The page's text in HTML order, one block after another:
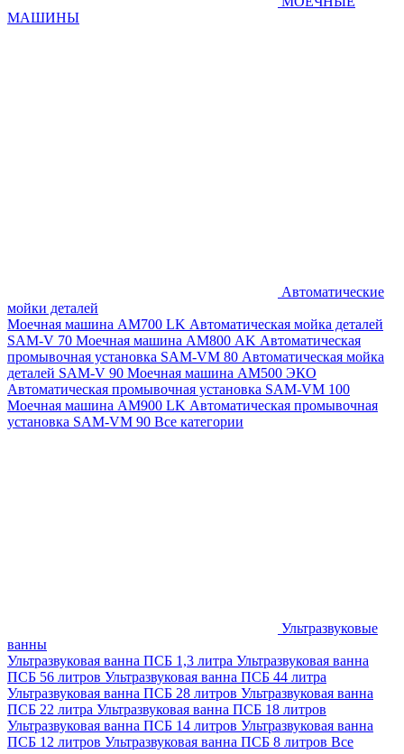
МАШИНЫ
Автоматические
мойки деталей
Моечная машина AM700 LK Автоматическая мойка деталей
SAM-V 70 Моечная машина АМ800 AK Автоматическая
промывочная установка SAM-VM 80 Автоматическая мойка
деталей SAM-V 90 Моечная машина АМ500 ЭКО
Автоматическая промывочная установка SAM-VM 100
Моечная машина AM900 LK Автоматическая промывочная
установка SAM-VM 90 Все категории
Ультразвуковые
ванны
Ультразвуковая ванна ПСБ 1,3 литра Ультразвуковая ванна
ПСБ 56 литров Ультразвуковая ванна ПСБ 44 литра
Ультразвуковая ванна ПСБ 28 литров Ультразвуковая ванна
ПСБ 22 литра Ультразвуковая ванна ПСБ 18 литров
Ультразвуковая ванна ПСБ 14 литров Ультразвуковая ванна
ПСБ 12 литров Ультразвуковая ванна ПСБ 8 литров Все